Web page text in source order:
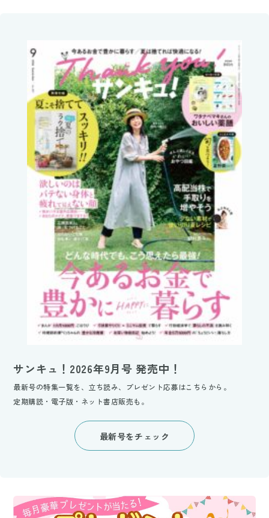
サンキュ！2026年9月号 発売中！
最新号の特集一覧を、立ち読み、プレゼント応募はこちらから。
定期購読・電子版・ネット書店販売も。
最新号をチェック